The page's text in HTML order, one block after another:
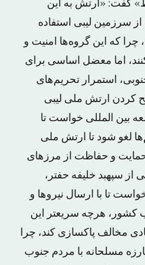
گفت: «ارتش به این
سرزمین لیبی استفاده
چرا که این گروه‌ها امنیت و
اما معضل اساسی برای
استمرار تحریم‌های
کردن ارتش ملی لیبی
بین المللی خواست تا
لغو شود تا ارتش ملی
حمایت و حفاظت از مرزهای
از سپهبد خلیفه حفتر،
تا با ارسال نیروها و
کشور، هرچه سریعتر این
مخالف پاکسازی کند، چرا
مسلحانه با مردم جنوب